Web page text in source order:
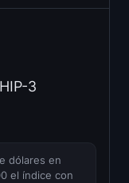
3
dólares en
el índice con